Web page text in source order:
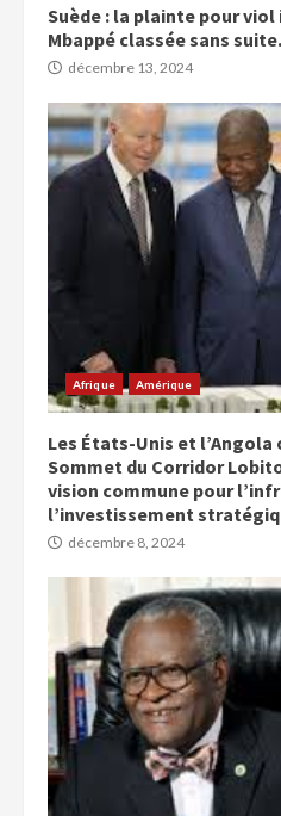
Suède : la plainte pour
Mbappé classée sans suite.
décembre 13, 2024
Afrique Amérique
Les États-Unis et
Sommet du Corridor
vision commune pour
l’investissement
décembre 8, 2024